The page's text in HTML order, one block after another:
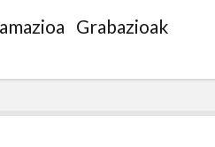
Grabazioak